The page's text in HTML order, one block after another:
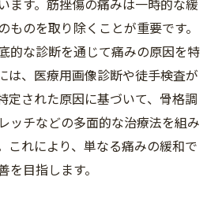
ものを取り除くことが重要です。
的な診断を通じて痛みの原因を特
は、医療用画像診断や徒手検査が
定された原因に基づいて、骨格調
ッチなどの多面的な治療法を組み
これにより、単なる痛みの緩和で
目指します。